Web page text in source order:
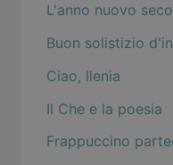
L'anno nuovo
Buon solistizio
Ciao, Ilenia
Il Che e la poesia
Frappuccino